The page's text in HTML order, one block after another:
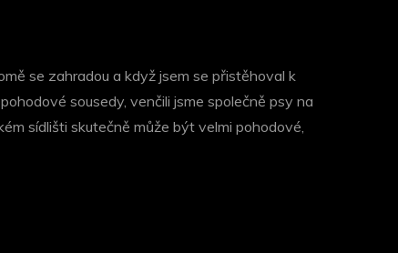
se zahradou a když jsem se přistěhoval k
sousedy, venčili jsme společně psy na
sídlišti skutečně může být velmi pohodové,